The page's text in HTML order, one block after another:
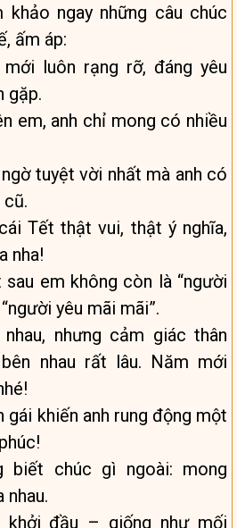
khảo ngay những câu chúc
ấm áp:
luôn rạng rỡ, đáng yêu
gặp.
em, anh chỉ mong có nhiều
tuyệt vời nhất mà anh có
Tết thật vui, thật ý nghĩa,
nha!
em không còn là “người
yêu mãi mãi”.
nhưng cảm giác thân
nhau rất lâu. Năm mới
gái khiến anh rung động một
biết chúc gì ngoài: mong
nhau.
đầu – giống như mối